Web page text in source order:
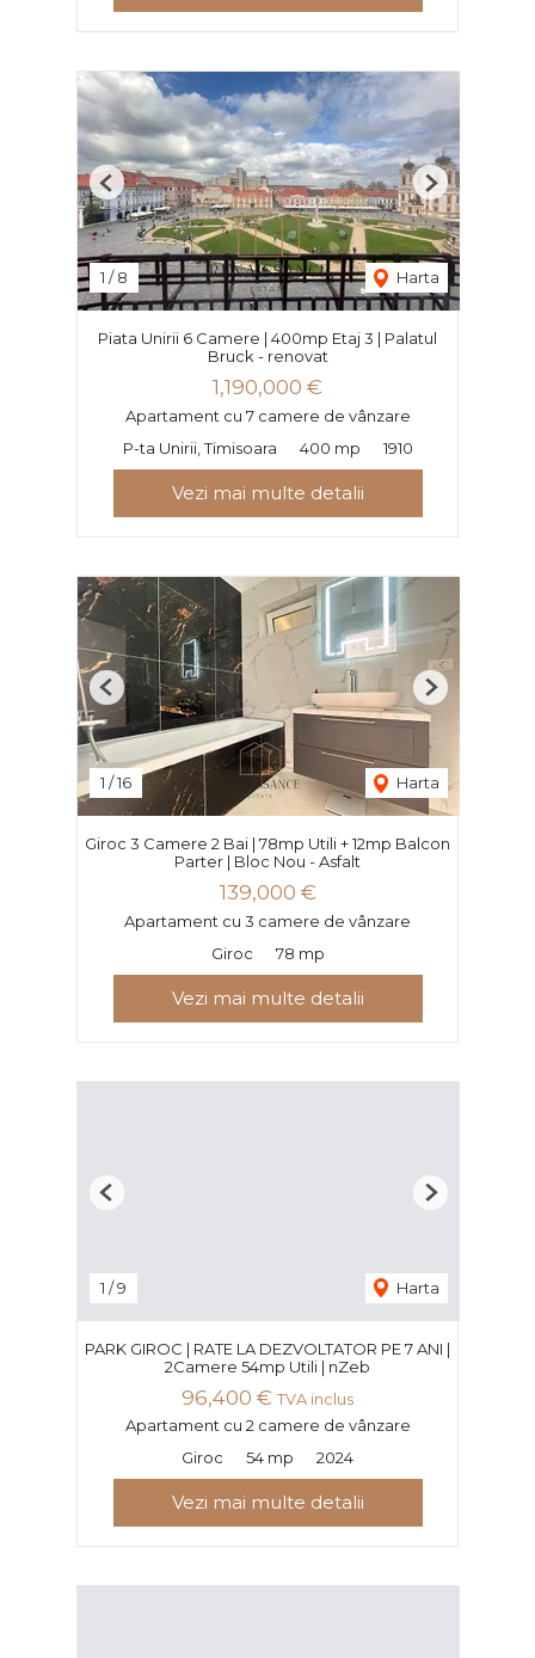
1 /8 Harta
Previous Next
Piata Unirii 6 Camere | 400mp Etaj 3 | Palatul
Bruck - renovat
1,190,000 €
Apartament cu 7 camere de vânzare
P-ta Unirii, Timisoara
400 mp 1910
Vezi mai multe detalii
1 /16 Harta
Previous Next
Giroc 3 Camere 2 Bai | 78mp Utili + 12mp Balcon
Parter | Bloc Nou - Asfalt
139,000 €
Apartament cu 3 camere de vânzare
Giroc
78 mp
Vezi mai multe detalii
1 /9 Harta
Previous Next
PARK GIROC | RATE LA DEZVOLTATOR PE 7 ANI |
2Camere 54mp Utili | nZeb
96,400 € TVA inclus
Apartament cu 2 camere de vânzare
Giroc
54 mp 2024
Vezi mai multe detalii